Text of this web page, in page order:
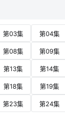
第03集 第04集
第08集 第09集
第13集 第14集
第18集 第19集
第23集 第24集